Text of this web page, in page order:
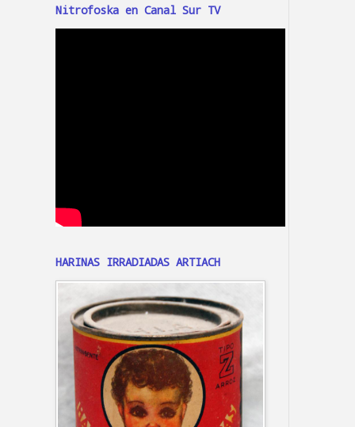
Nitrofoska en Canal Sur TV
HARINAS IRRADIADAS ARTIACH